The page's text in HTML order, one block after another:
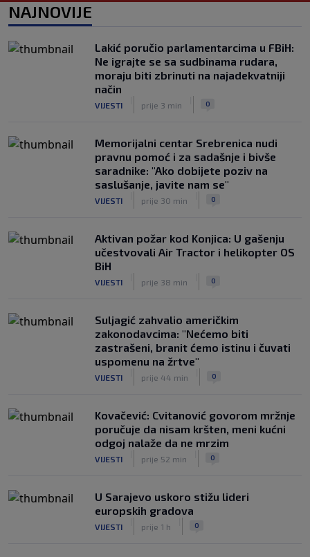
NOGOMET
|
6. aug.
| 0
NAJNOVIJE
Lakić poručio parlamentarcima u FBiH:
Ne igrajte se sa sudbinama rudara,
moraju biti zbrinuti na najadekvatniji
način
VIJESTI prije 3 min 0
Memorijalni centar Srebrenica nudi
pravnu pomoć i za sadašnje i bivše
saradnike: "Ako dobijete poziv na
saslušanje, javite nam se"
VIJESTI prije 30 min 0
Aktivan požar kod Konjica: U gašenju
učestvovali Air Tractor i helikopter OS
BiH
VIJESTI prije 38 min 0
Suljagić zahvalio američkim
zakonodavcima: "Nećemo biti
zastrašeni, branit ćemo istinu i čuvati
uspomenu na žrtve"
VIJESTI prije 44 min 0
Kovačević: Cvitanović govorom mržnje
poručuje da nisam kršten, meni kućni
odgoj nalaže da ne mrzim
VIJESTI prije 52 min 0
U Sarajevo uskoro stižu lideri
europskih gradova
VIJESTI prije 1 h 0